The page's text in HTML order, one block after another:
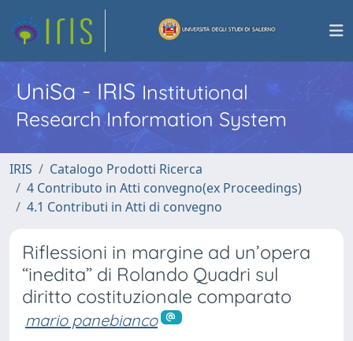
UniSa - IRISInstitutional
Research Information System
IRIS
Catalogo Prodotti Ricerca
4 Contributo in Atti convegno(ex Proceedings)
4.1 Contributi in Atti di convegno
Riflessioni in margine ad un’opera
“inedita” di Rolando Quadri sul
diritto costituzionale comparato
mario panebianco